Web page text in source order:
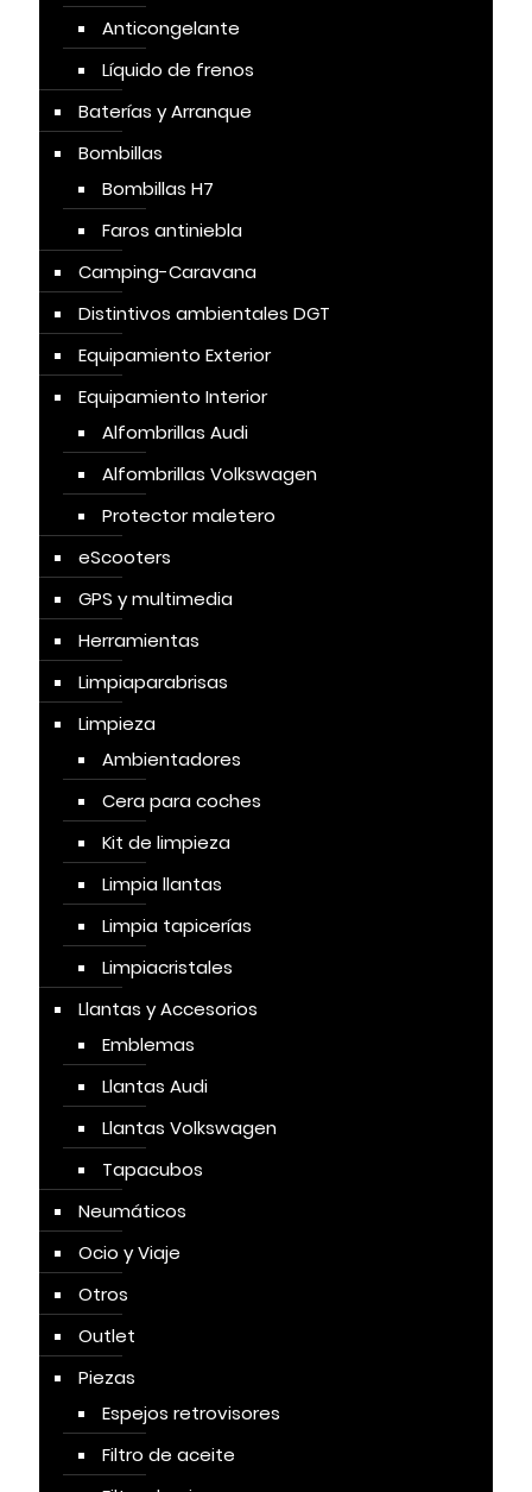
Anticongelante
Líquido de frenos
Baterías y Arranque
Bombillas
Bombillas H7
Faros antiniebla
Camping-Caravana
Distintivos ambientales DGT
Equipamiento Exterior
Equipamiento Interior
Alfombrillas Audi
Alfombrillas Volkswagen
Protector maletero
eScooters
GPS y multimedia
Herramientas
Limpiaparabrisas
Limpieza
Ambientadores
Cera para coches
Kit de limpieza
Limpia llantas
Limpia tapicerías
Limpiacristales
Llantas y Accesorios
Emblemas
Llantas Audi
Llantas Volkswagen
Tapacubos
Neumáticos
Ocio y Viaje
Otros
Outlet
Piezas
Espejos retrovisores
Filtro de aceite